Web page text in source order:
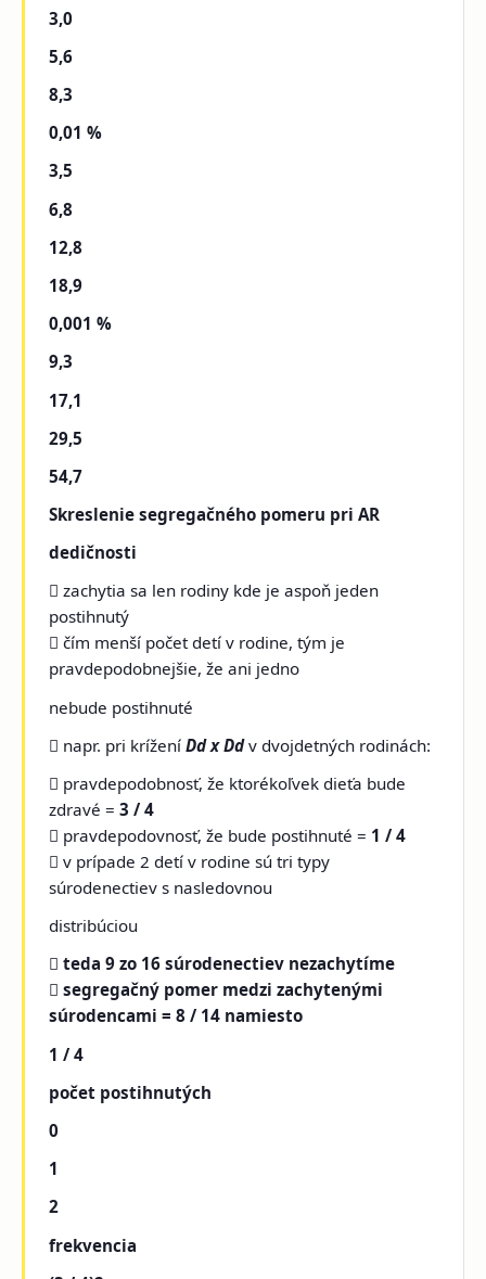
3,0
5,6
8,3
0,01 %
3,5
6,8
12,8
18,9
0,001 %
9,3
17,1
29,5
54,7
Skreslenie segregačného pomeru pri AR
dedičnosti
 zachytia sa len rodiny kde je aspoň jeden
postihnutý
 čím menší počet detí v rodine, tým je
pravdepodobnejšie, že ani jedno
nebude postihnuté
 napr. pri kríženíDd x Ddv dvojdetných rodinách:
 pravdepodobnosť, že ktorékoľvek dieťa bude
zdravé =3 / 4
 pravdepodovnosť, že bude postihnuté = 1 / 4
 v prípade 2 detí v rodine sú tri typy
súrodenectiev s nasledovnou
distribúciou
teda 9 zo 16 súrodenectiev nezachytíme
segregačný pomer medzi zachytenými
súrodencami = 8 / 14 namiesto
1 / 4
počet postihnutých
0
1
2
frekvencia